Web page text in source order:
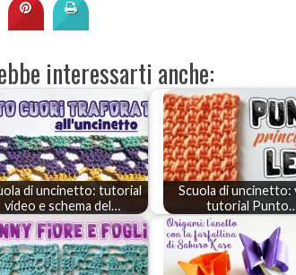
interessarti anche:
di uncinetto: tutorial
video e schema del…
Scuola di uncinetto:
tutorial